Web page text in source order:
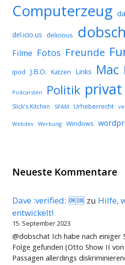
Computerzeug
del.icio.us delicious
Filme Fotos Freunde
ipod J.B.O. Katzen Links Mac
Podcarsten Politik privat
Slick's Kitchen SPAM Urheberrecht
Webdev Werbung Windows
Neueste Kommentare
Dave :verified: 🆗🆒 zu Hilfe,
entwickelt!
15. September 2023
@dobschat Ich habe nach einiger
Folge gefunden (Otto Show II
Passagen allerdings